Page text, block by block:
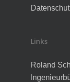
Links
Roland